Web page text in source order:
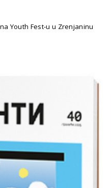
Youth Fest-u u Zrenjaninu